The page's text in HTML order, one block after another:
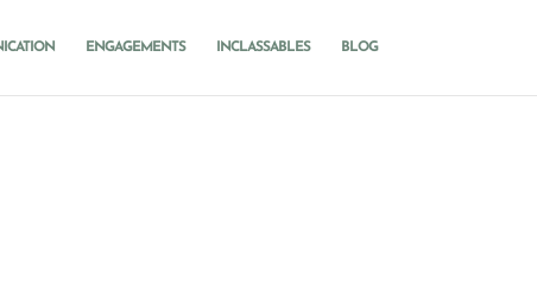
ENGAGEMENTS INCLASSABLES BLOG